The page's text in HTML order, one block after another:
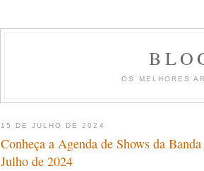
OS MELHORES
15 DE JULHO DE 2024
Conheça a Agenda de Shows da
Julho de 2024